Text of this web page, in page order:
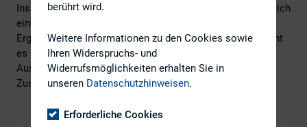
Insbesondere im Bereich M&A-Kommunikation ergaben sich
eine ganze Reihe erfolgskritischer und praxisrelevanter
Ergebnisse, die im Vortrag besprochen werden. Dabei geht
es u.a. auch um die Kommunikation der strategischen
Ausrichtung oder von Synergien, die in diesem
Zusammenhang eine besondere Rolle spielen.
berührt wird.
Weitere Informationen zu den Cookies sowie
Ihren Widerspruchs- und
Widerrufsmöglichkeiten erhalten Sie in
unseren Datenschutzhinweisen.
Erforderliche Cookies